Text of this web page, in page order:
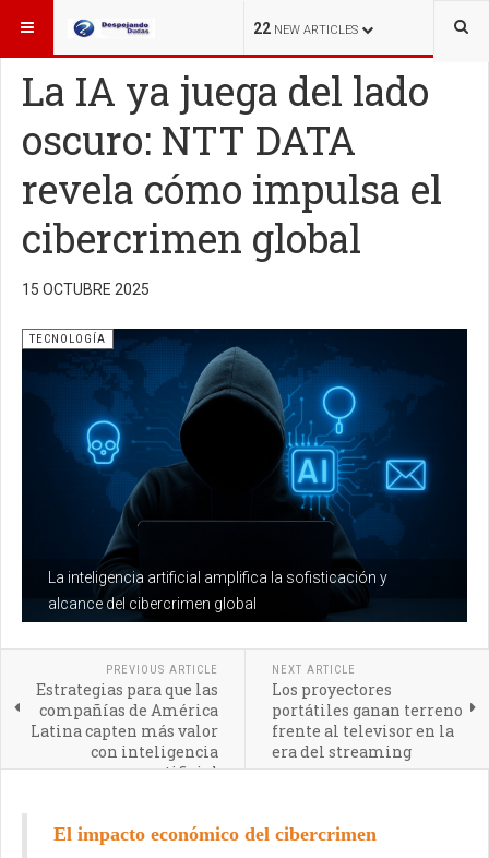
22 NEW ARTICLES
ESTÁ AQUÍ: TECNOLOGÍA
La IA ya juega del lado
oscuro: NTT DATA
revela cómo impulsa el
cibercrimen global
15 OCTUBRE 2025
La inteligencia artificial amplifica la sofisticación y
alcance del cibercrimen global
TECNOLOGÍA
PREVIOUS ARTICLE
Estrategias para que las
compañías de América
Latina capten más valor
con inteligencia
artificial
NEXT ARTICLE
Los proyectores
portátiles ganan terreno
frente al televisor en la
era del streaming
El impacto económico del cibercrimen